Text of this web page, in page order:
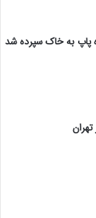
پاپ به خاک سپرده شد